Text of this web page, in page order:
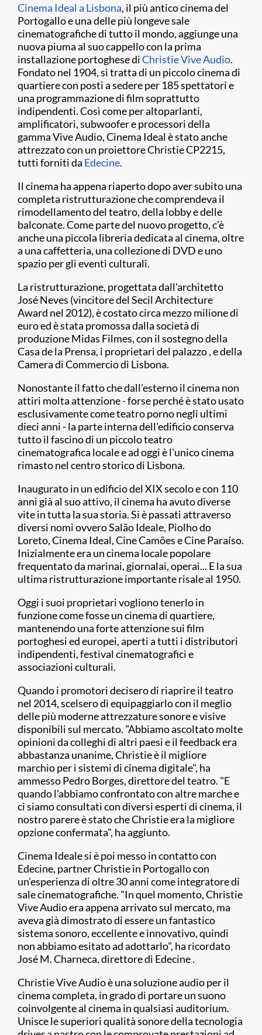
Cinema Ideal a Lisbona, il più antico cinema del
Portogallo e una delle più longeve sale
cinematografiche di tutto il mondo, aggiunge una
nuova piuma al suo cappello con la prima
installazione portoghese diChristie Vive Audio.
Fondato nel 1904, si tratta di un piccolo cinema di
quartiere con posti a sedere per 185 spettatori e
una programmazione di film soprattutto
indipendenti. Così come per altoparlanti,
amplificatori, subwoofer e processori della
gamma Vive Audio, Cinema Ideal è stato anche
attrezzato con un proiettore Christie CP2215,
tutti forniti da Edecine.
Il cinema ha appena riaperto dopo aver subito una
completa ristrutturazione che comprendeva il
rimodellamento del teatro, della lobby e delle
balconate. Come parte del nuovo progetto, c’è
anche una piccola libreria dedicata al cinema, oltre
a una caffetteria, una collezione di DVD e uno
spazio per gli eventi culturali.
La ristrutturazione, progettata dall'architetto
José Neves (vincitore del Secil Architecture
Award nel 2012), è costato circa mezzo milione di
euro ed è stata promossa dalla società di
produzione Midas Filmes, con il sostegno della
Casa de la Prensa, i proprietari del palazzo , e della
Camera di Commercio di Lisbona.
Nonostante il fatto che dall’esterno il cinema non
attiri molta attenzione - forse perché è stato usato
esclusivamente come teatro porno negli ultimi
dieci anni - la parte interna dell'edificio conserva
tutto il fascino di un piccolo teatro
cinematografica locale e ad oggi è l'unico cinema
rimasto nel centro storico di Lisbona.
Inaugurato in un edificio del XIX secolo e con 110
anni già al suo attivo, il cinema ha avuto diverse
vite in tutta la sua storia. Si è passati attraverso
diversi nomi ovvero Salão Ideale, Piolho do
Loreto, Cinema Ideal, Cine Camões e Cine Paraíso.
Inizialmente era un cinema locale popolare
frequentato da marinai, giornalai, operai... E la sua
ultima ristrutturazione importante risale al 1950.
Oggi i suoi proprietari vogliono tenerlo in
funzione come fosse un cinema di quartiere,
mantenendo una forte attenzione sui film
portoghesi ed europei, aperti a tutti i distributori
indipendenti, festival cinematografici e
associazioni culturali.
Quando i promotori decisero di riaprire il teatro
nel 2014, scelsero di equipaggiarlo con il meglio
delle più moderne attrezzature sonore e visive
disponibili sul mercato. "Abbiamo ascoltato molte
opinioni da colleghi di altri paesi e il feedback era
abbastanza unanime, Christie è il migliore
marchio per i sistemi di cinema digitale", ha
ammesso Pedro Borges, direttore del teatro. "E
quando l'abbiamo confrontato con altre marche e
ci siamo consultati con diversi esperti di cinema, il
nostro parere è stato che Christie era la migliore
opzione confermata", ha aggiunto.
Cinema Ideale si è poi messo in contatto con
Edecine, partner Christie in Portogallo con
un'esperienza di oltre 30 anni come integratore di
sale cinematografiche. "In quel momento, Christie
Vive Audio era appena arrivato sul mercato, ma
aveva già dimostrato di essere un fantastico
sistema sonoro, eccellente e innovativo, quindi
non abbiamo esitato ad adottarlo", ha ricordato
José M. Charneca, direttore di Edecine .
Christie Vive Audio è una soluzione audio per il
cinema completa, in grado di portare un suono
coinvolgente al cinema in qualsiasi auditorium.
Unisce le superiori qualità sonore della tecnologia